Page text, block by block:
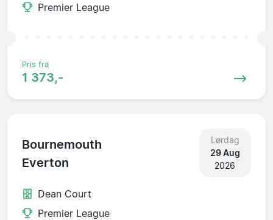
Premier League
Pris fra
1 373,-
Bournemouth
Everton
Lørdag
29 Aug
2026
Dean Court
Premier League